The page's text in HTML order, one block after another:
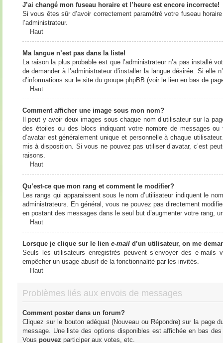
J’ai changé mon fuseau horaire et l’heure est encore incorrecte!
Si vous êtes sûr d’avoir correctement paramétré votre fuseau
l’administrateur.
Haut
Ma langue n’est pas dans la liste!
La raison la plus probable est que l’administrateur n’a pas installé
de demander à l’administrateur d’installer la langue désirée. Si
d’informations sur le site du groupe phpBB (voir le lien en bas de
Haut
Comment afficher une image sous mon nom?
Il peut y avoir deux images sous chaque nom d’utilisateur sur la
des étoiles ou des blocs indiquant votre nombre de messages
d’avatar est généralement unique et personnelle à chaque
mis à disposition. Si vous ne pouvez pas utiliser d’avatar, c’est
raisons.
Haut
Qu’est-ce que mon rang et comment le modifier?
Les rangs qui apparaissent sous le nom d’utilisateur indiquent le
administrateurs. En général, vous ne pouvez pas directement
en postant des messages dans le seul but d’augmenter votre rang,
Haut
Lorsque je clique sur le lien e-maild’un utilisateur, on me
Seuls les utilisateurs enregistrés peuvent s’envoyer des e-
empêcher un usage abusif de la fonctionnalité par les invités.
Haut
Problèmes liés aux envois de messages
Comment poster dans un forum?
Cliquez sur le bouton adéquat (Nouveau ou Répondre) sur la page
message. Une liste des options disponibles est affichée en bas
Vous pouvez participer aux votes, etc.